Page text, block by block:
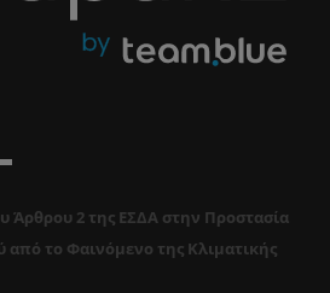
Άρθρου 2 της ΕΣΔΑ στην Προστασία
το Φαινόμενο της Κλιματικής